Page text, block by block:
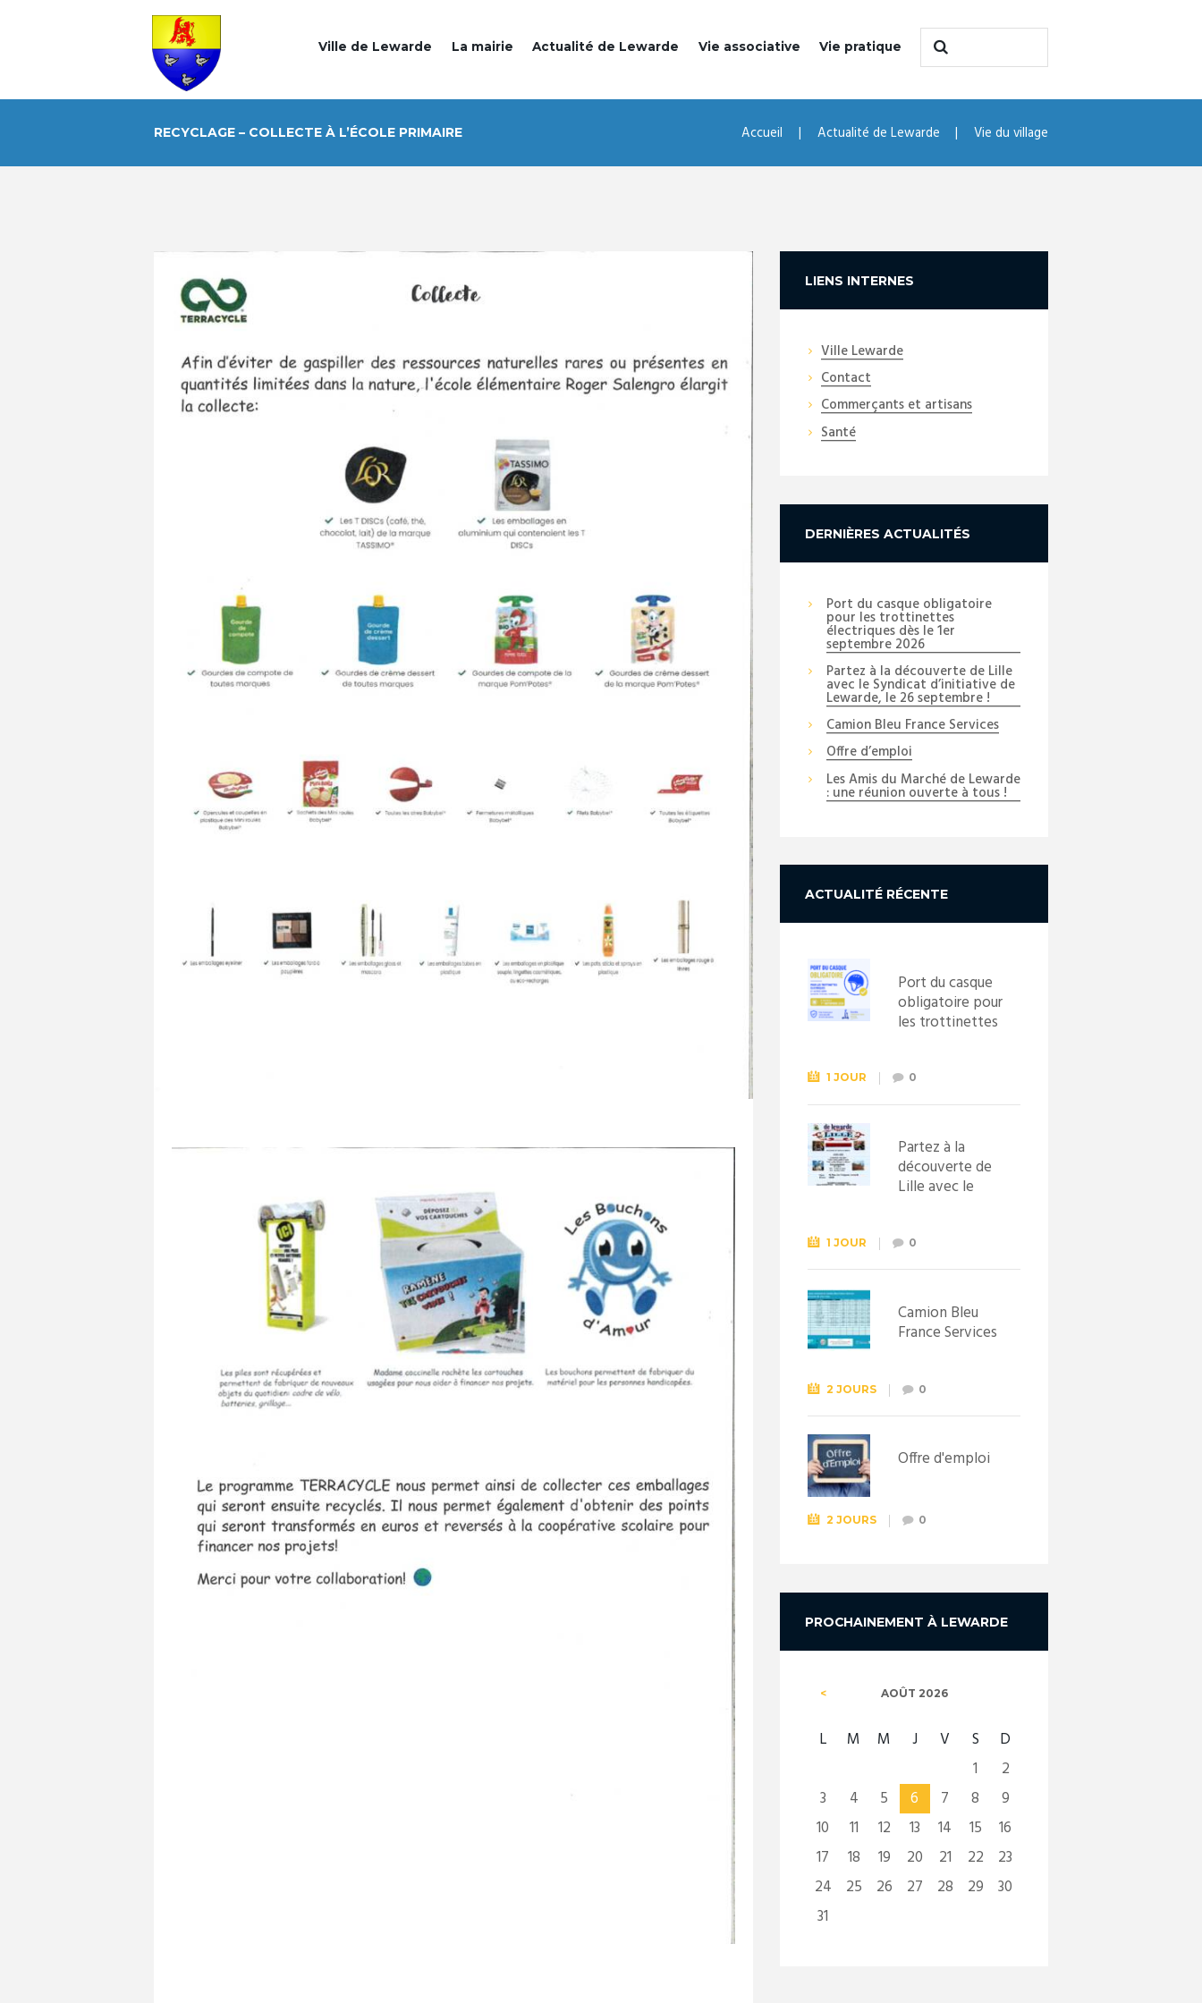
Ville de Lewarde La mairie Actualité de Lewarde Vie associative Vie pratique
RECYCLAGE – COLLECTE À L’ÉCOLE PRIMAIRE Accueil Actualité de Lewarde Vie du village
LIENS INTERNES
Ville Lewarde
Contact
Commerçants et artisans
Santé
DERNIÈRES ACTUALITÉS
Port du casque obligatoire
pour les trottinettes
électriques dès le 1er
septembre 2026
Partez à la découverte de Lille
avec le Syndicat d’initiative de
Lewarde, le 26 septembre !
Camion Bleu France Services
Offre d’emploi
Les Amis du Marché de Lewarde
: une réunion ouverte à tous !
ACTUALITÉ RÉCENTE
Port du casque
obligatoire pour
les trottinettes
septembre
2026
1 JOUR 0
Partez à la
découverte de
Lille avec le
Lewarde, le 26
septembre !
1 JOUR 0
Camion Bleu
France Services
2 JOURS 0
Offre d'emploi
2 JOURS 0
PROCHAINEMENT À LEWARDE
AOÛT 2026
L M M J V S
D
1
2
3
4 5 6 7 8
9
10
11 12 13 14 15
16
17
18 19 20 21 22
23
24
25 26 27 28 29
30
31